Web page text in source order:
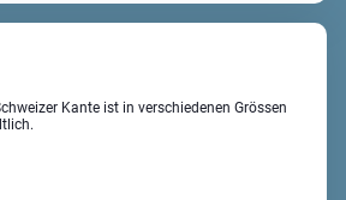
Kante ist in verschiedenen Grössen